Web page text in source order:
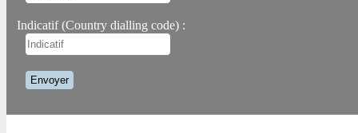
Indicatif (Country dialling code) :